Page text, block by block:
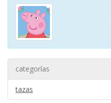
categorías
tazas